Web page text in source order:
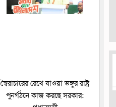
স্বৈরাচারের রেখে যাওয়া ভঙ্গুর রাষ্ট্র
পুনর্গঠনে কাজ করছে সরকার: